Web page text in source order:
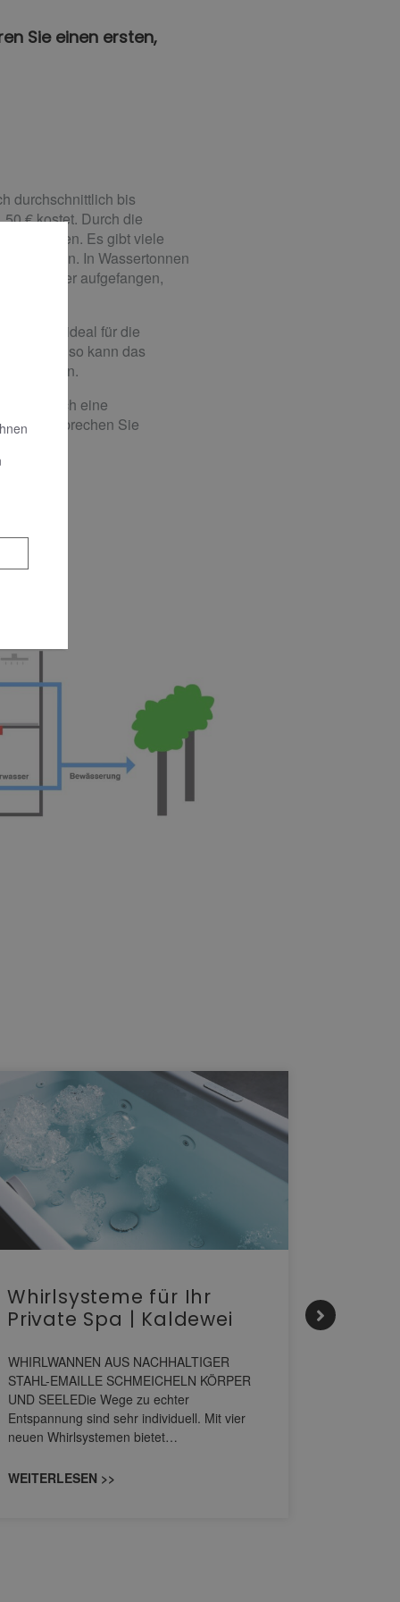
Sie einen ersten,
durchschnittlich bis
€ kostet. Durch die
werden. Es gibt viele
In Wassertonnen
aufgefangen,
er sich ideal für die
Ebenso kann das
werden.
durch eine
Sprechen Sie
Whirlsysteme für Ihr
Private Spa | Kaldewei
WHIRLWANNEN AUS NACHHALTIGER
STAHL-EMAILLE SCHMEICHELN KÖRPER
UND SEELEDie Wege zu echter
Entspannung sind sehr individuell. Mit vier
neuen Whirlsystemen bietet…
WEITERLESEN >>